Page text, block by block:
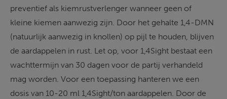
preventief als kiemrustverlenger wanneer geen of
kleine kiemen aanwezig zijn. Door het gehalte 1,4-DMN
(natuurlijk aanwezig in knollen) op pijl te houden, blijven
de aardappelen in rust. Let op, voor 1,4Sight bestaat een
wachttermijn van 30 dagen voor de partij verhandeld
mag worden. Voor een toepassing hanteren we een
dosis van 10-20 ml 1,4Sight/ton aardappelen. Door de